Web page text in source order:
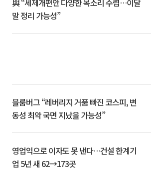
與 “세제개편안 다양한 목소리 수렴…이달
말 정리 가능성”
블룸버그 “레버리지 거품 빠진 코스피, 변
동성 최악 국면 지났을 가능성”
영업익으로 이자도 못 낸다…건설 한계기
업 5년 새 62→173곳